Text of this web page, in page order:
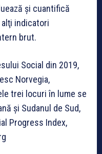
și cuantifică
indicatori
brut.
Social din 2019,
Norvegia,
trei locuri în lume se
şi Sudanul de Sud,
Progress Index,